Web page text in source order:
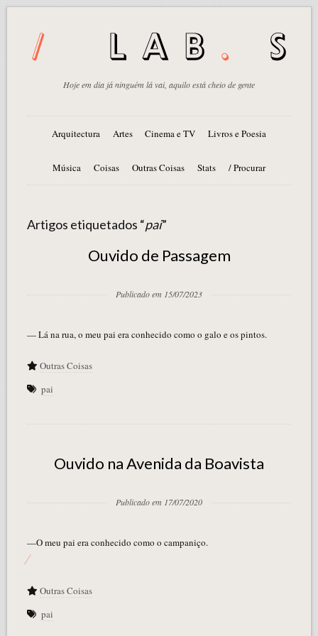
Hoje em dia já ninguém lá vai, aquilo está cheio de gente
Arquitectura Artes Cinema e TV Livros e Poesia
Música Coisas Outras Coisas Stats / Procurar
Artigos etiquetados “pai”
Ouvido de Passagem
Publicado em 15/07/2023
— Lá na rua, o meu pai era conhecido como o galo e os pintos.
Outras Coisas
pai
Ouvido na Avenida da Boavista
Publicado em 17/07/2020
—O meu pai era conhecido como o campaniço.
Outras Coisas
pai